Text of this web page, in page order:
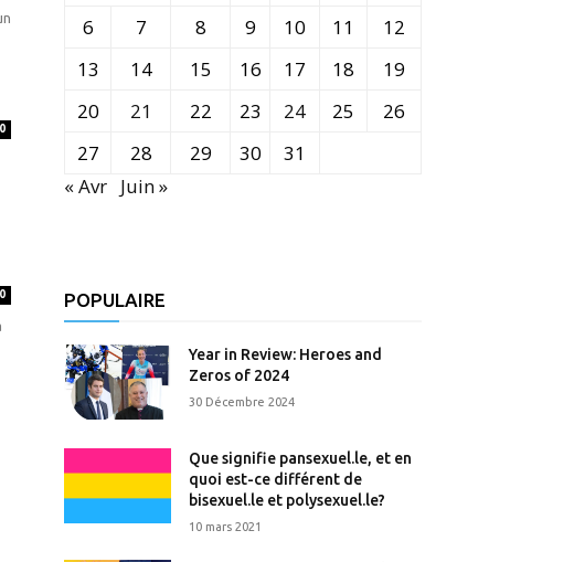
0
0
6
7 8 9 10 11
12
13
14 15 16 17 18
19
20
21 22 23 24 25
26
27
28 29 30
31
« Avr Juin »
POPULAIRE
Year in Review: Heroes and
Zeros of 2024
30 Décembre 2024
Que signifie pansexuel.le, et en
quoi est-ce différent de
bisexuel.le et polysexuel.le?
10 mars 2021